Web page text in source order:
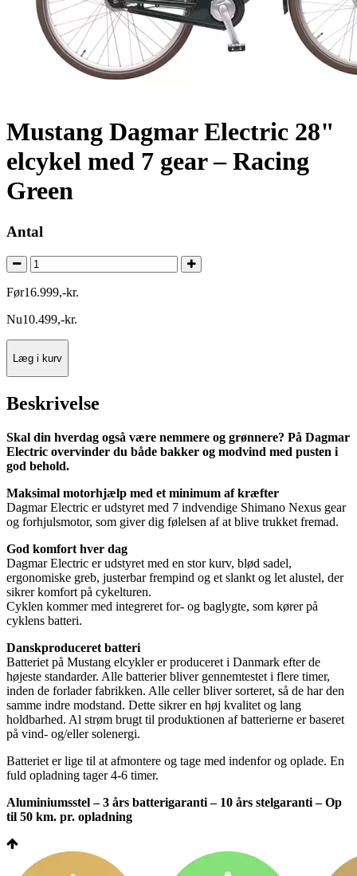
Mustang Dagmar Electric 28"
elcykel med 7 gear – Racing
Green
Antal
Før16.999,-kr.
Nu10.499,-kr.
Læg i kurv
Beskrivelse
Skal din hverdag også være nemmere og grønnere? På Dagmar
Electric overvinder du både bakker og modvind med pusten i
god behold.
Maksimal motorhjælp med et minimum af kræfter
Dagmar Electric er udstyret med 7 indvendige Shimano Nexus gear
og forhjulsmotor, som giver dig følelsen af at blive trukket fremad.
God komfort hver dag
Dagmar Electric er udstyret med en stor kurv, blød sadel,
ergonomiske greb, justerbar frempind og et slankt og let alustel, der
sikrer komfort på cykelturen.
Cyklen kommer med integreret for- og baglygte, som kører på
cyklens batteri.
Danskproduceret batteri
Batteriet på Mustang elcykler er produceret i Danmark efter de
højeste standarder. Alle batterier bliver gennemtestet i flere timer,
inden de forlader fabrikken. Alle celler bliver sorteret, så de har den
samme indre modstand. Dette sikrer en høj kvalitet og lang
holdbarhed. Al strøm brugt til produktionen af batterierne er baseret
på vind- og/eller solenergi.
Batteriet er lige til at afmontere og tage med indenfor og oplade. En
fuld opladning tager 4-6 timer.
Aluminiumsstel – 3 års batterigaranti – 10 års stelgaranti – Op
til 50 km. pr. opladning